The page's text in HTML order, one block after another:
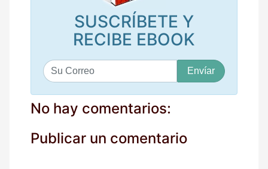
SUSCRÍBETE Y
RECIBE EBOOK
u
c
o
e
No hay comentarios:
Publicar un comentario